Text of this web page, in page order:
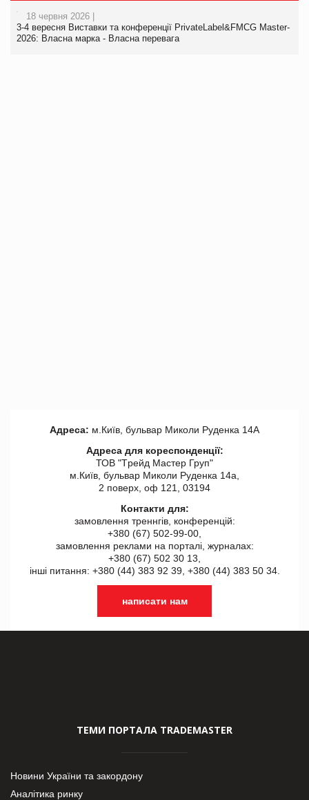
18 червня 2026 |
3-4 вересня Виставки та конференції PrivateLabel&FMCG Master-
2026: Власна марка - Власна перевага
Адреса: м.Київ, бульвар Миколи Руденка 14А
Адреса для кореспонденції:
ТОВ "Tрейд Мастер Груп"
м.Київ, бульвар Миколи Руденка 14а,
2 поверх, оф 121, 03194
Контакти для:
замовлення треннгів, конференцій:
+380 (67) 502-99-00,
замовлення реклами на порталі, журналах:
+380 (67) 502 30 13,
інші питання: +380 (44) 383 92 39, +380 (44) 383 50 34.
написати нам
ТЕМИ ПОРТАЛА TRADEMASTER
Новини України та закордону
Аналітика ринку